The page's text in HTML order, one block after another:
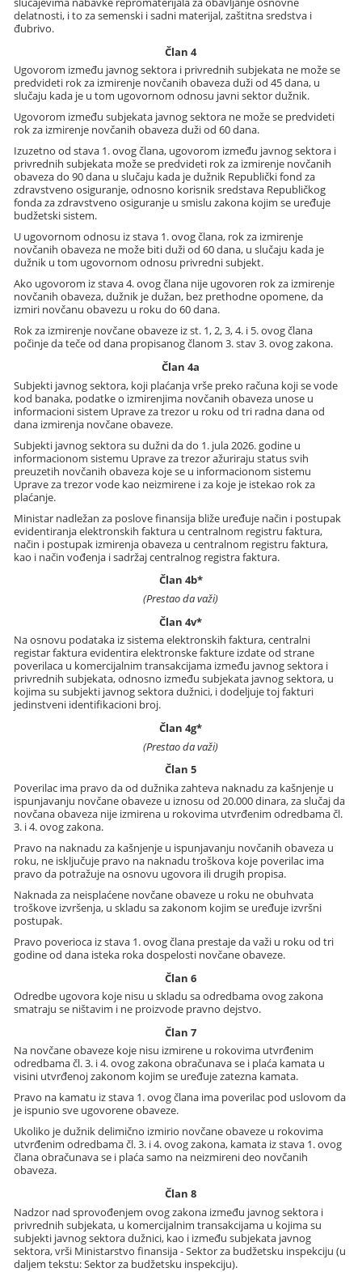
delatnosti, i to za semenski i sadni materijal, zaštitna sredstva i
đubrivo.
Član 4
Ugovorom između javnog sektora i privrednih subjekata ne može se
predvideti rok za izmirenje novčanih obaveza duži od 45 dana, u
slučaju kada je u tom ugovornom odnosu javni sektor dužnik.
Ugovorom između subjekata javnog sektora ne može se predvideti
rok za izmirenje novčanih obaveza duži od 60 dana.
Izuzetno od stava 1. ovog člana, ugovorom između javnog sektora i
privrednih subjekata može se predvideti rok za izmirenje novčanih
obaveza do 90 dana u slučaju kada je dužnik Republički fond za
zdravstveno osiguranje, odnosno korisnik sredstava Republičkog
fonda za zdravstveno osiguranje u smislu zakona kojim se uređuje
budžetski sistem.
U ugovornom odnosu iz stava 1. ovog člana, rok za izmirenje
novčanih obaveza ne može biti duži od 60 dana, u slučaju kada je
dužnik u tom ugovornom odnosu privredni subjekt.
Ako ugovorom iz stava 4. ovog člana nije ugovoren rok za izmirenje
novčanih obaveza, dužnik je dužan, bez prethodne opomene, da
izmiri novčanu obavezu u roku do 60 dana.
Rok za izmirenje novčane obaveze iz st. 1, 2, 3, 4. i 5. ovog člana
počinje da teče od dana propisanog članom 3. stav 3. ovog zakona.
Član 4a
Subjekti javnog sektora, koji plaćanja vrše preko računa koji se vode
kod banaka, podatke o izmirenjima novčanih obaveza unose u
informacioni sistem Uprave za trezor u roku od tri radna dana od
dana izmirenja novčane obaveze.
Subjekti javnog sektora su dužni da do 1. jula 2026. godine u
informacionom sistemu Uprave za trezor ažuriraju status svih
preuzetih novčanih obaveza koje se u informacionom sistemu
Uprave za trezor vode kao neizmirene i za koje je istekao rok za
plaćanje.
Ministar nadležan za poslove finansija bliže uređuje način i postupak
evidentiranja elektronskih faktura u centralnom registru faktura,
način i postupak izmirenja obaveza u centralnom registru faktura,
kao i način vođenja i sadržaj centralnog registra faktura.
Član 4b*
(Prestao da važi)
Član 4v*
Na osnovu podataka iz sistema elektronskih faktura, centralni
registar faktura evidentira elektronske fakture izdate od strane
poverilaca u komercijalnim transakcijama između javnog sektora i
privrednih subjekata, odnosno između subjekata javnog sektora, u
kojima su subjekti javnog sektora dužnici, i dodeljuje toj fakturi
jedinstveni identifikacioni broj.
Član 4g*
(Prestao da važi)
Član 5
Poverilac ima pravo da od dužnika zahteva naknadu za kašnjenje u
ispunjavanju novčane obaveze u iznosu od 20.000 dinara, za slučaj da
novčana obaveza nije izmirena u rokovima utvrđenim odredbama čl.
3. i 4. ovog zakona.
Pravo na naknadu za kašnjenje u ispunjavanju novčanih obaveza u
roku, ne isključuje pravo na naknadu troškova koje poverilac ima
pravo da potražuje na osnovu ugovora ili drugih propisa.
Naknada za neisplaćene novčane obaveze u roku ne obuhvata
troškove izvršenja, u skladu sa zakonom kojim se uređuje izvršni
postupak.
Pravo poverioca iz stava 1. ovog člana prestaje da važi u roku od tri
godine od dana isteka roka dospelosti novčane obaveze.
Član 6
Odredbe ugovora koje nisu u skladu sa odredbama ovog zakona
smatraju se ništavim i ne proizvode pravno dejstvo.
Član 7
Na novčane obaveze koje nisu izmirene u rokovima utvrđenim
odredbama čl. 3. i 4. ovog zakona obračunava se i plaća kamata u
visini utvrđenoj zakonom kojim se uređuje zatezna kamata.
Pravo na kamatu iz stava 1. ovog člana ima poverilac pod uslovom da
je ispunio sve ugovorene obaveze.
Ukoliko je dužnik delimično izmirio novčane obaveze u rokovima
utvrđenim odredbama čl. 3. i 4. ovog zakona, kamata iz stava 1. ovog
člana obračunava se i plaća samo na neizmireni deo novčanih
obaveza.
Član 8
Nadzor nad sprovođenjem ovog zakona između javnog sektora i
privrednih subjekata, u komercijalnim transakcijama u kojima su
subjekti javnog sektora dužnici, kao i između subjekata javnog
sektora, vrši Ministarstvo finansija - Sektor za budžetsku inspekciju (u
daljem tekstu: Sektor za budžetsku inspekciju).